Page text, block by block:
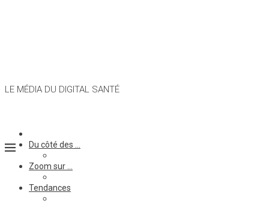
LE MÉDIA DU DIGITAL SANTÉ
Du côté des …
Zoom sur …
Tendances